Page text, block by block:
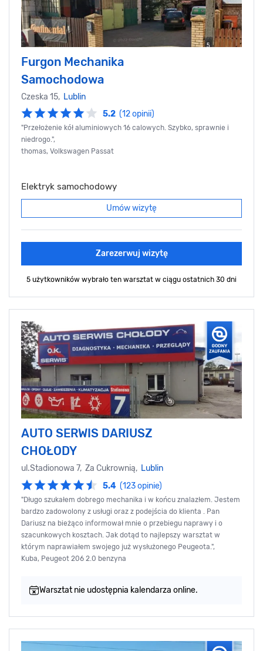
Furgon Mechanika
Samochodowa
Czeska 15, Lublin
5.2 (12 opinii)
"Przełożenie kół aluminiowych 16 calowych. Szybko, sprawnie i
niedrogo.",
thomas, Volkswagen Passat
Elektryk samochodowy
Umów wizytę
Zarezerwuj wizytę
5 użytkowników wybrało ten warsztat w ciągu ostatnich 30 dni
AUTO SERWIS DARIUSZ
CHOŁODY
ul.Stadionowa 7, Za Cukrownią, Lublin
5.4 (123 opinie)
"Długo szukałem dobrego mechanika i w końcu znalazłem. Jestem
bardzo zadowolony z usługi oraz z podejścia do klienta . Pan
Dariusz na bieżąco informował mnie o przebiegu naprawy i o
szacunkowych kosztach. Jak dotąd to najlepszy warsztat w
którym naprawiałem swojego już wysłużonego Peugeota.",
Kuba, Peugeot 206 2.0 benzyna
Warsztat nie udostępnia kalendarza online.